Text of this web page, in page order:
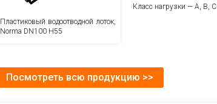
Пластиковый водоотводной лоток,
Norma DN100 H55
Класс нагрузки — A, B, C
Посмотреть всю продукцию >>